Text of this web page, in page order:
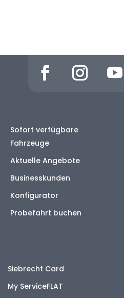
Sofort verfügbare
Fahrzeuge
Aktuelle Angebote
Businesskunden
Konfigurator
Probefahrt buchen
Siebrecht Card
My ServiceFLAT